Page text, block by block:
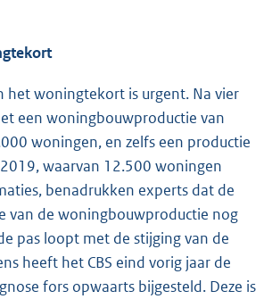
het woningtekort is urgent. Na vier
een woningbouwproductie van
woningen, en zelfs een productie
waarvan 12.500 woningen
benadrukken experts dat de
van de woningbouwproductie nog
pas loopt met de stijging van de
heeft het CBS eind vorig jaar de
fors opwaarts bijgesteld. Deze is